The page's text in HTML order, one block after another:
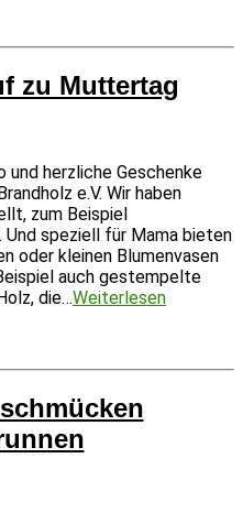
zu Muttertag
herzliche Geschenke
e.V. Wir haben
zum Beispiel
speziell für Mama bieten
oder kleinen Blumenvasen
auch gestempelte
die…Weiterlesen